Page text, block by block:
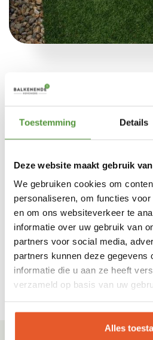
Toestemming Details
Deze website maakt gebruik
We gebruiken cookies om
personaliseren, om functies
en om ons websiteverkeer te
informatie over uw gebruik van
partners voor social media,
partners kunnen deze gegevens
informatie die u aan ze heeft
verzameld op basis van uw
Alles
Kunstgras op
betonvloer. U kunt kunstgras gemakkelijk
voelt heerlijk zacht aan uw voeten, is
balkon en daktuin weer als nieuw. Het is
Ook kunnen wij dit voor u verzorgen. We
het balkon en snijden het kunstgras op
genieten!